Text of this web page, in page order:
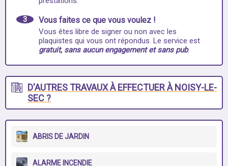
3 Vous faites ce que vous voulez !
Vous êtes libre de signer ou non avec les
plaquistes qui vous ont répondus. Le service est
gratuit, sans aucun engagement et sans pub.
D'AUTRES TRAVAUX À EFFECTUER À NOISY-LE-
SEC ?
ABRIS DE JARDIN
ALARME INCENDIE